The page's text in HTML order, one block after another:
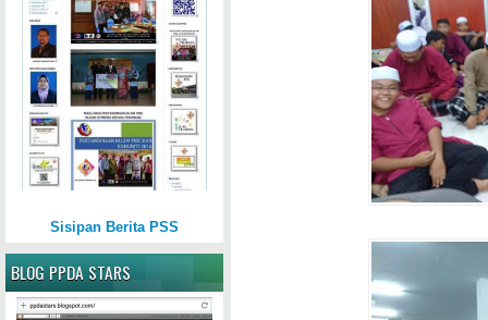
Sisipan Berita PSS
BLOG PPDA STARS